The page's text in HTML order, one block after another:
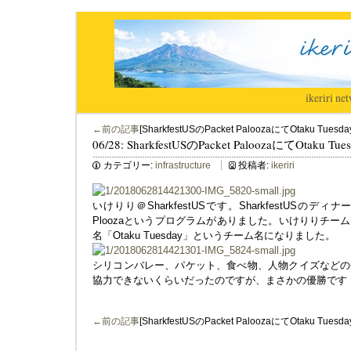
ikeriri|
←前の記事[SharkfestUSのPacket PaloozaにてOtaku
06/28: SharkfestUSのPacket PaloozaにてOtaku
カテゴリー: infrastructure 投稿者: ikeriri
いけりり＠SharkfestUSです。SharkfestUSのディナ
Ploozaというプログラムがありました。いけりりチー
名「Otaku Tuesday」というチーム名になりました。
シリコンバレー、パケット、食べ物、人物クイズなど
協力できないくらいだったのですが、まさかの優勝で
←前の記事[SharkfestUSのPacket PaloozaにてOtaku